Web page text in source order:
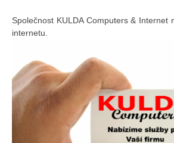
Společnost KULDA Computers &
internetu.